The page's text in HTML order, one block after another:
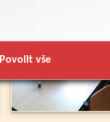
Povolit vše